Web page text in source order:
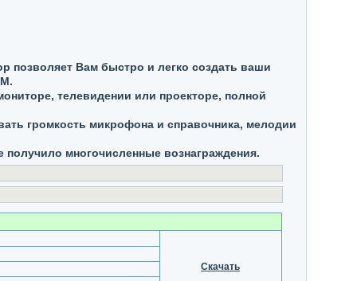
позволяет Вам быстро и легко создать ваши
телевидении или проекторе, полной
громкость микрофона и справочника, мелодии
многочисленные вознаграждения.
Скачать